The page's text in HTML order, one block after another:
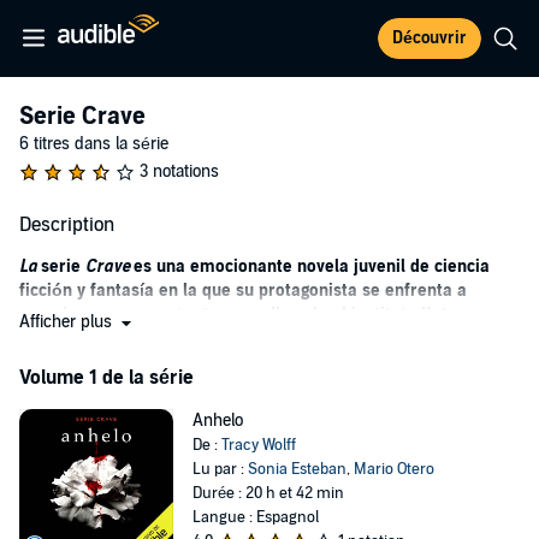
Découvrir
Serie Crave
6 titres dans la série
3 notations
Description
Laserie Cravees una emocionante novela juvenil de ciencia
ficción y fantasía en la que su protagonista se enfrenta a
vampiros y seres extraños a su llegada al instituto Katmere.
Wolff, donde la fantasía, el romanticismo, la ciencia ficción y los
protagonista femenina no es más que una simple mortal rodeada
de dioses, monstruos y vampiros extraños.
Anhelo, la vida de la protagonista cambia en el mismo instante
en el que pisa el instituto Katmere donde todo es raro, desde los
Afficher plus
Volume 1 de la série
Anhelo
De :Tracy Wolff
Lu par :Sonia Esteban, Mario Otero
Durée : 20 h et 42 min
Langue : Espagnol